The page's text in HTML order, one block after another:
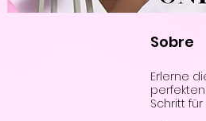
Sobre
Erlerne
Schritt